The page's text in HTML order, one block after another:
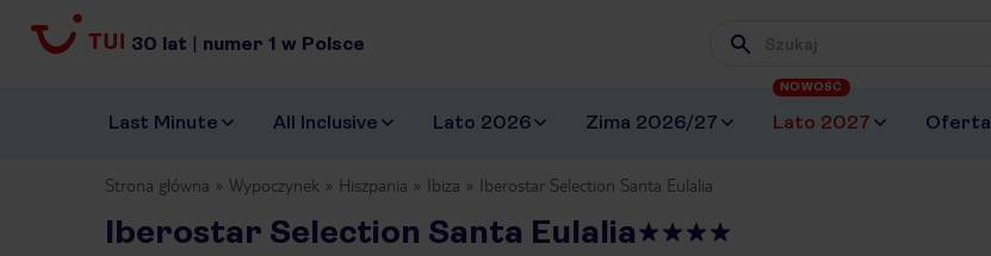
30 lat | numer 1 w Polsce Wpisz frazę, której szukasz
Last Minute All Inclusive Lato 2026 Zima 2026/27 Lato 2027
NOWOŚĆ
Oferta
Strona główna Wypoczynek Hiszpania Ibiza Iberostar Selection Santa Eulalia
Iberostar Selection Santa Eulalia